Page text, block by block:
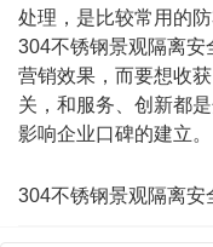
处理，是比较常用的
304不锈钢景观隔离安
营销效果，而要想收
关，和服务、创新都
影响企业口碑的建立。
304不锈钢景观隔离安